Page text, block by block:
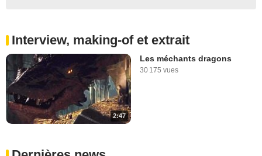
Interview, making-of et extrait
2:47
Les méchants dragons
30 175 vues